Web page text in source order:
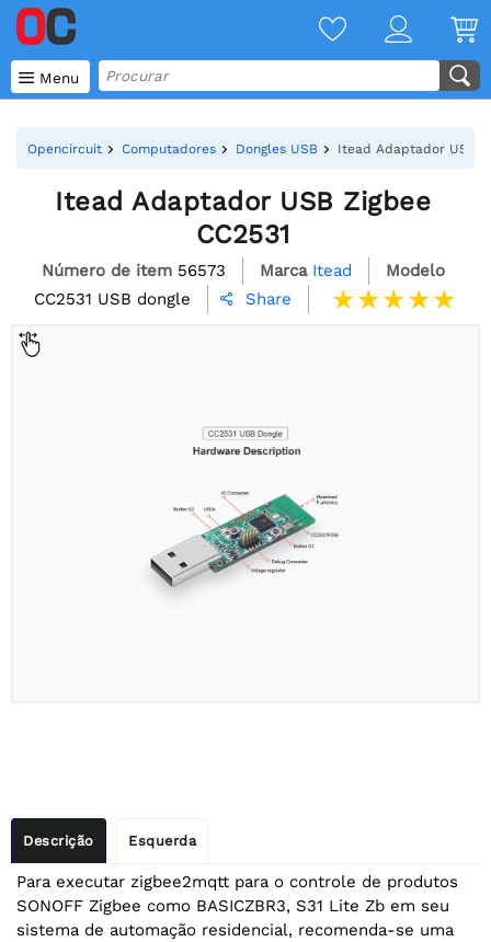
 Menu
Opencircuit Computadores Dongles USB Itead Adaptador USB
Itead Adaptador USB Zigbee
CC2531
Número de item 56573 Marca Itead
Modelo
CC2531 USB dongle
 Share
Descrição Esquerda
Para executar zigbee2mqtt para o controle de produtos
SONOFF Zigbee como BASICZBR3, S31 Lite Zb em seu
sistema de automação residencial, recomenda-se uma